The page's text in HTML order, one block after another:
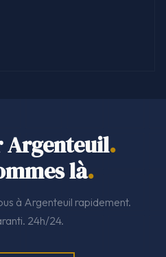
Argenteuil.
là.
à Argenteuil rapidement.
24h/24.